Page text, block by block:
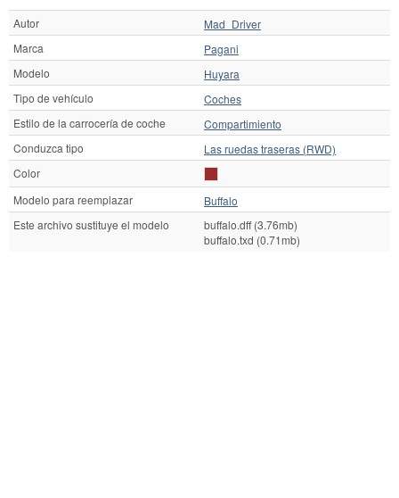
Autor
Mad_Driver
Marca
Pagani
Modelo
Huyara
Tipo de vehículo
Coches
Estilo de la carrocería de coche
Compartimiento
Conduzca tipo
Las ruedas traseras (RWD)
Color
Modelo para reemplazar
Buffalo
Este archivo sustituye el modelo
buffalo.dff (3.76mb)
buffalo.txd (0.71mb)